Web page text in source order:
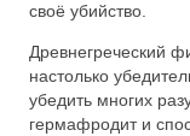
своё убийство.
Древнегреческий
настолько
убедить многих
гермафродит и